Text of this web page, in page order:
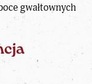
gwałtownych